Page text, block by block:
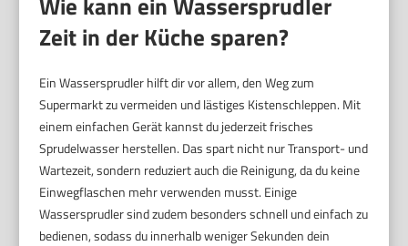
Zeit in der Küche sparen?
Ein Wassersprudler hilft dir vor allem, den Weg zum
Supermarkt zu vermeiden und lästiges Kistenschleppen. Mit
einem einfachen Gerät kannst du jederzeit frisches
Sprudelwasser herstellen. Das spart nicht nur Transport- und
Wartezeit, sondern reduziert auch die Reinigung, da du keine
Einwegflaschen mehr verwenden musst. Einige
Wassersprudler sind zudem besonders schnell und einfach zu
bedienen, sodass du innerhalb weniger Sekunden dein